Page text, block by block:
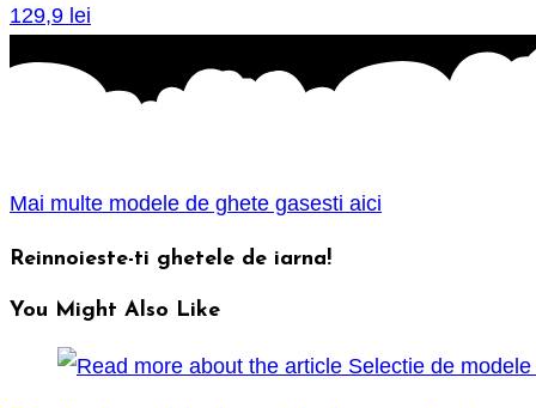
129,9 lei
Mai multe modele de ghete gasesti aici
Reinnoieste-ti ghetele de iarna!
You Might Also Like